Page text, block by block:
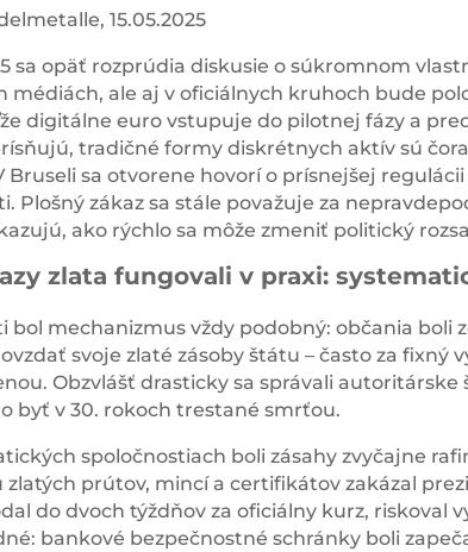
15.05.2025
sa opäť rozprúdia diskusie o súkromnom
médiách, ale aj v oficiálnych kruhoch bude
digitálne euro vstupuje do pilotnej fázy a
tradičné formy diskrétnych aktív sú
Bruseli sa otvorene hovorí o prísnejšej
Plošný zákaz sa stále považuje za
ako rýchlo sa môže zmeniť politický
zlata fungovali v praxi:
bol mechanizmus vždy podobný: občania boli
svoje zlaté zásoby štátu – často za fixný
Obzvlášť drasticky sa správali autoritárske
byť v 30. rokoch trestané smrťou.
spoločnostiach boli zásahy zvyčajne
zlatých prútov, mincí a certifikátov zakázal
do dvoch týždňov za oficiálny kurz, riskoval
bankové bezpečnostné schránky boli